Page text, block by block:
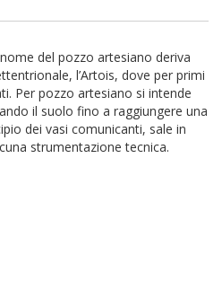
del pozzo artesiano deriva
l’Artois, dove per primi
Per pozzo artesiano si intende
il suolo fino a raggiungere una
dei vasi comunicanti, sale in
strumentazione tecnica.